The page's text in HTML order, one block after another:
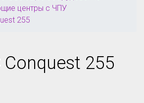
центры с ЧПУ
255
Conquest 255